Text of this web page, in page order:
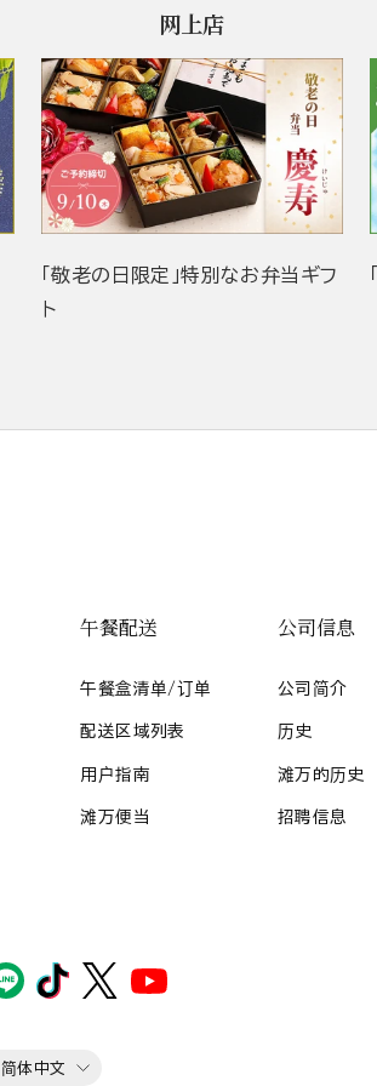
网上店
「敬老の日限定」特別なお弁当ギフ
ト
午餐配送
午餐盒清单/订单
配送区域列表
用户指南
滩万便当
公司信息
公司简介
历史
滩万的历史
招聘信息
简体中文